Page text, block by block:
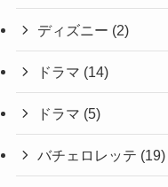
ディズニー (2)
ドラマ (14)
ドラマ (5)
バチェロレッテ (19)